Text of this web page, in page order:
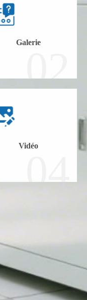
Galerie
02
Vidéo
04